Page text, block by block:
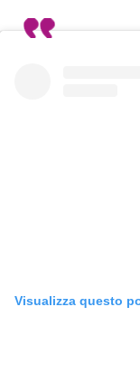
Visualizza questo